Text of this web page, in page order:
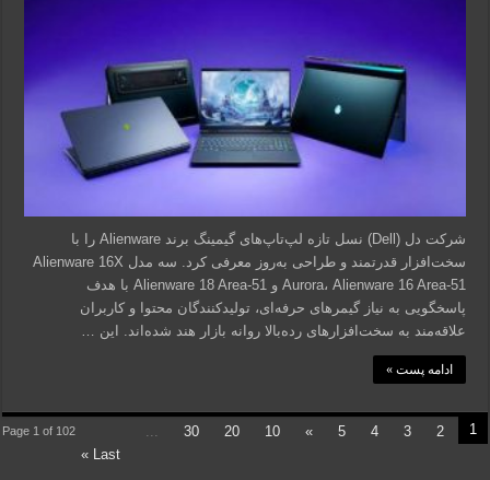
شرکت دل (Dell) نسل تازه لپ‌تاپ‌های گیمینگ برند Alienware را با
سخت‌افزار قدرتمند و طراحی به‌روز معرفی کرد. سه مدل Alienware 16X
Aurora، Alienware 16 Area-51 و Alienware 18 Area-51 با هدف
پاسخگویی به نیاز گیمرهای حرفه‌ای، تولیدکنندگان محتوا و کاربران
علاقه‌مند به سخت‌افزارهای رده‌بالا روانه بازار هند شده‌اند. این …
ادامه پست »
Page 1 of 102 1
2
3
4
5
»
10
20
30
...
Last »